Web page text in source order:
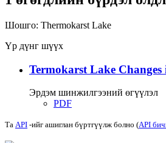
Шошго: Thermokarst Lake
Үр дүнг шүүх
Termokarst Lake
Эрдэм шинжилгээний өгүүлэл
PDF
Та API -ийг ашиглан бүртгүүлж болно (API